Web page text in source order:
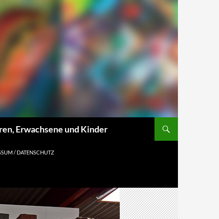
Erwachsene und Kinder
/ DATENSCHUTZ